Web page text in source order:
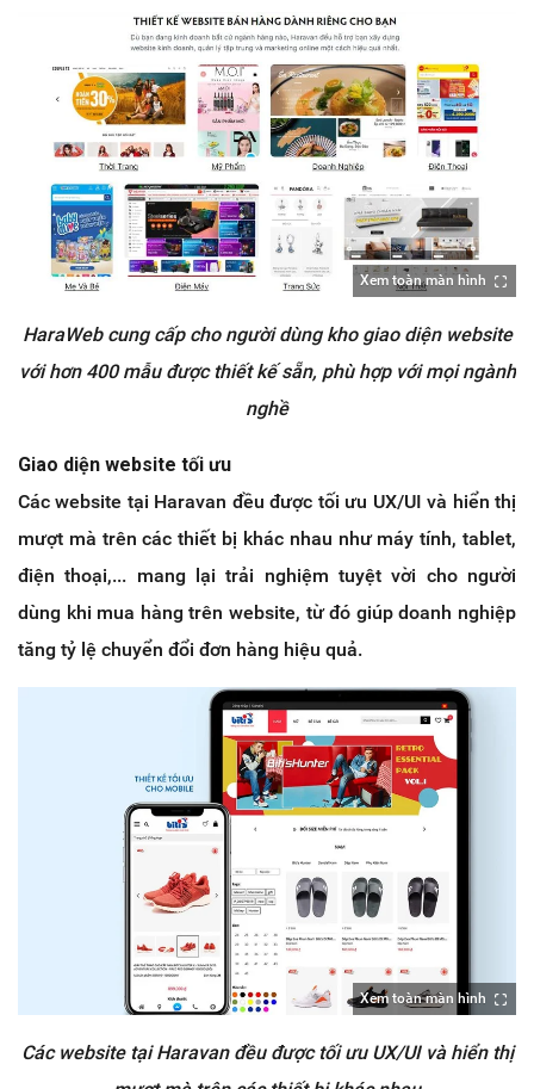
Xem toàn màn hình
HaraWeb cung cấp cho người dùng kho giao diện website
với hơn 400 mẫu được thiết kế sẵn, phù hợp với mọi ngành
nghề
Giao diện website tối ưu
Các website tại Haravan đều được tối ưu UX/UI và hiển thị
mượt mà trên các thiết bị khác nhau như máy tính, tablet,
điện thoại,... mang lại trải nghiệm tuyệt vời cho người
dùng khi mua hàng trên website, từ đó giúp doanh nghiệp
tăng tỷ lệ chuyển đổi đơn hàng hiệu quả.
Xem toàn màn hình
Các website tại Haravan đều được tối ưu UX/UI và hiển thị